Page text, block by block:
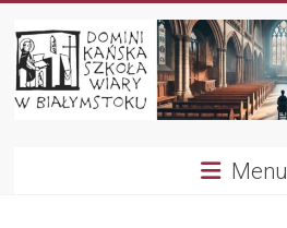
do
treści
DominikańskaMenu